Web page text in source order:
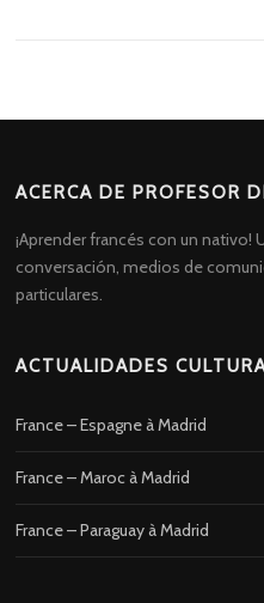
ACERCA DE PROFESOR
¡Aprender francés con un nativo!
conversación, medios de
particulares.
ACTUALIDADES
France – Espagne à Madrid
France – Maroc à Madrid
France – Paraguay à Madrid